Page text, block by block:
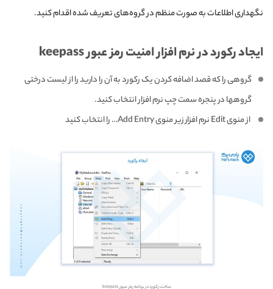
نگهداری اطلاعات به صورت منظم در گروه‌های تعریف شده اقدام کنید.
ایجاد رکورد در نرم افزار امنیت رمز عبور keepass
گروهی را که قصد اضافه کردن یک رکورد به آن را دارید را از لیست درختی
گروهها در پنجره سمت چپ نرم افزار انتخاب کنید.
از منوی Edit نرم افزار زیر منوی Add Entry… را انتخاب کنید
ساخت رکورد در برنامه رمز عبور keepass